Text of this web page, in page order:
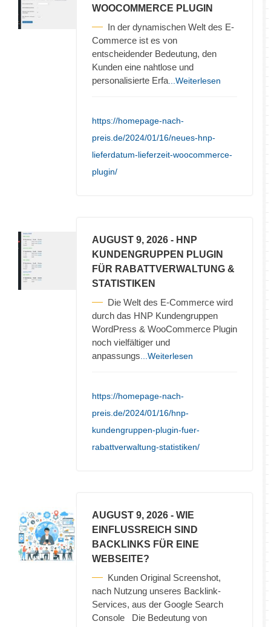
WOOCOMMERCE PLUGIN
In der dynamischen Welt des E-
Commerce ist es von
entscheidender Bedeutung, den
Kunden eine nahtlose und
personalisierte Erfa ...Weiterlesen
https://homepage-nach-
preis.de/2024/01/16/neues-hnp-
lieferdatum-lieferzeit-woocommerce-
plugin/
AUGUST 9, 2026 - HNP
KUNDENGRUPPEN PLUGIN
FÜR RABATTVERWALTUNG &
STATISTIKEN
Die Welt des E-Commerce wird
durch das HNP Kundengruppen
WordPress & WooCommerce Plugin
noch vielfältiger und
anpassungs ...Weiterlesen
https://homepage-nach-
preis.de/2024/01/16/hnp-
kundengruppen-plugin-fuer-
rabattverwaltung-statistiken/
AUGUST 9, 2026 - WIE
EINFLUSSREICH SIND
BACKLINKS FÜR EINE
WEBSEITE?
Kunden Original Screenshot,
nach Nutzung unseres Backlink-
Services, aus der Google Search
Console Die Bedeutung von